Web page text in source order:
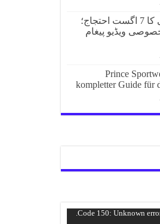
جماعت اسلامی کا 7 اگست احتجاج؛
ویڈیو پیغام
Prince
kompletter Guide für
Code 150: Unknown